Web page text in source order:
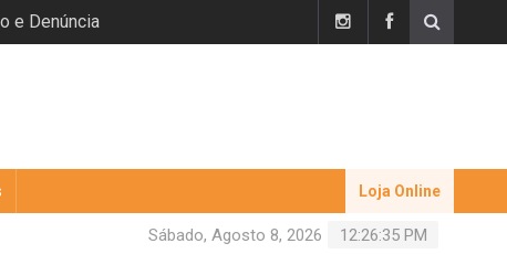
e Denúncia
Loja Online
12:26:36 PM
Sábado, Agosto 8, 2026